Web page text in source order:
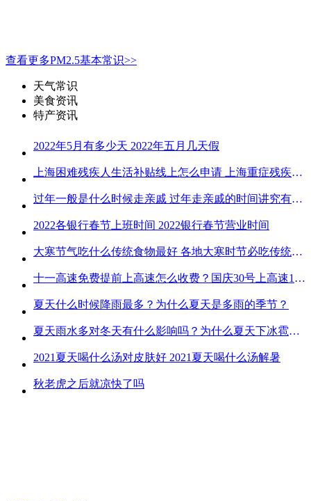
查看更多PM2.5基本常识>>
天气常识
美食资讯
特产资讯
2022年5月有多少天 2022年五月几天假
上海困难残疾人生活补贴线上怎么申请 上海重症残疾人护理补贴线上申请流程
过年一般是什么时候走亲戚 过年走亲戚的时间讲究有哪些
2022各银行春节上班时间 2022银行春节营业时间
大寒节气吃什么传统食物最好 各地大寒时节必吃传统美食
十一高速免费提前上高速怎么收费？国庆30号上高速1号下高速免费吗？
夏天什么时候降雨最多？为什么夏天是多雨的季节？
夏天雨水多对冬天有什么影响吗？为什么夏天下冰雹而冬天不下冰雹
2021夏天喝什么汤对皮肤好 2021夏天喝什么汤解暑
秋老虎之后就凉快了吗